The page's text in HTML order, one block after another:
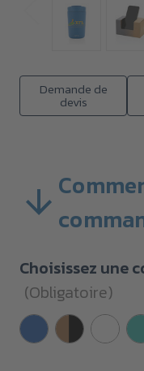
Demande de
devis
Choisissez une
(Obligatoire)